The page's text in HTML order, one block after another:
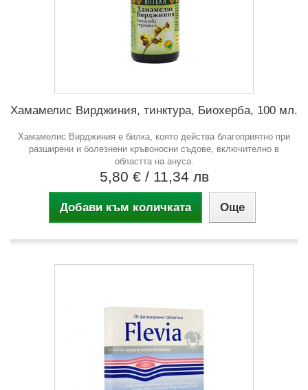
Хамамелис Вирджиния, тинктура, Биохерба, 100 мл.
Хамамелис Вирджиния е билка, която действа благоприятно при
разширени и болезнени кръвоносни съдове, включително в
областта на ануса.
5,80 € / 11,34 лв
Добави към количката Още